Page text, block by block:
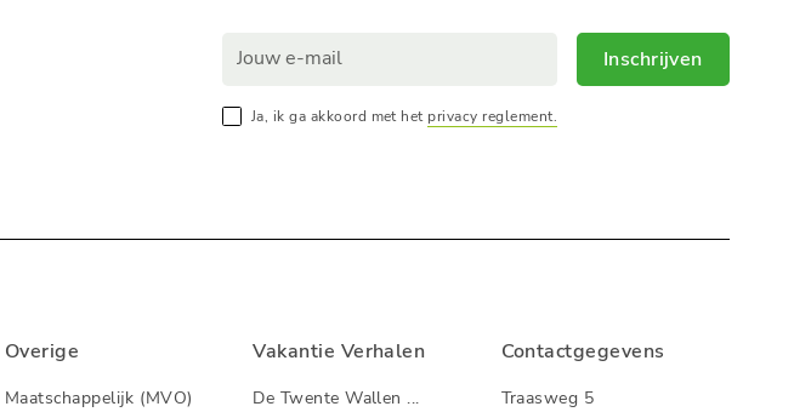
Inschrijven
Ja, ik ga akkoord met het privacy reglement.
Overige
Maatschappelijk (MVO)
Vakantie Verhalen
De Twente Wallen ...
Contactgegevens
Traasweg 5